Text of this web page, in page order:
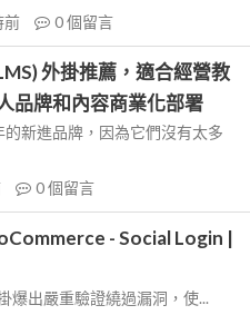
前 0個留言
外掛推薦，適合經營教
品牌和內容商業化部署
新進品牌，因為它們沒有太多
0個留言
- Social Login |
爆出嚴重驗證繞過漏洞，使...